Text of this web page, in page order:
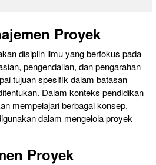
Proyek
disiplin ilmu yang berfokus pada
pengendalian, dan pengarahan
tujuan spesifik dalam batasan
Dalam konteks pendidikan
mempelajari berbagai konsep,
dalam mengelola proyek
Proyek